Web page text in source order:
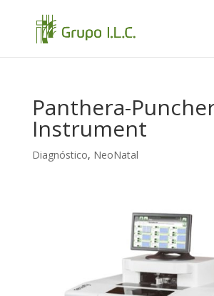
Panthera-
Instrument
Diagnóstico, NeoNatal